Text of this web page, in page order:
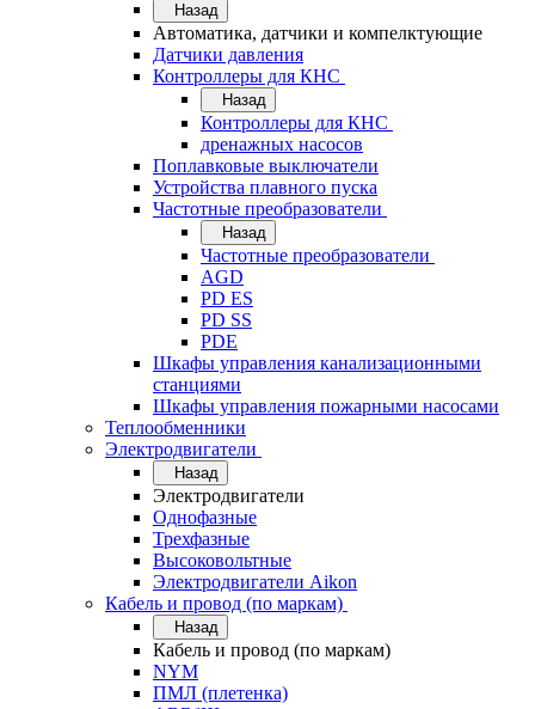
Назад
Автоматика, датчики и компелктующие
Датчики давления
Контроллеры для КНС
Назад
Контроллеры для КНС
дренажных насосов
Поплавковые выключатели
Устройства плавного пуска
Частотные преобразователи
Назад
Частотные преобразователи
AGD
PD ES
PD SS
PDE
Шкафы управления канализационными
станциями
Шкафы управления пожарными насосами
Теплообменники
Электродвигатели
Назад
Электродвигатели
Однофазные
Трехфазные
Высоковольтные
Электродвигатели Aikon
Кабель и провод (по маркам)
Назад
Кабель и провод (по маркам)
NYM
ПМЛ (плетенка)